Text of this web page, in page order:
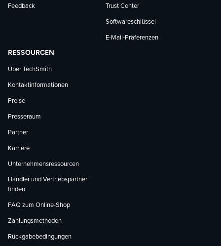
Feedback Trust Center
Softwareschlüssel
E-Mail-Präferenzen
RESSOURCEN
Über TechSmith
Kontaktinformationen
Preise
Presseraum
Partner
Karriere
Unternehmensressourcen
Händler und Vertriebspartner
finden
FAQ zum Online-Shop
Zahlungsmethoden
Rückgabebedingungen